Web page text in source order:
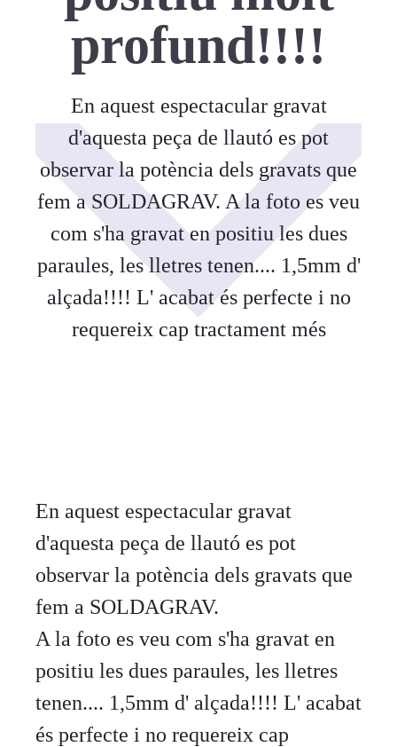
profund!!!!
En aquest espectacular gravat
d'aquesta peça de llautó es pot
observar la potència dels gravats que
fem a SOLDAGRAV. A la foto es veu
com s'ha gravat en positiu les dues
paraules, les lletres tenen.... 1,5mm d'
alçada!!!! L' acabat és perfecte i no
requereix cap tractament més
En aquest espectacular gravat
d'aquesta peça de llautó es pot
observar la potència dels gravats que
fem a SOLDAGRAV.
A la foto es veu com s'ha gravat en
positiu les dues paraules, les lletres
tenen.... 1,5mm d' alçada!!!! L' acabat
és perfecte i no requereix cap